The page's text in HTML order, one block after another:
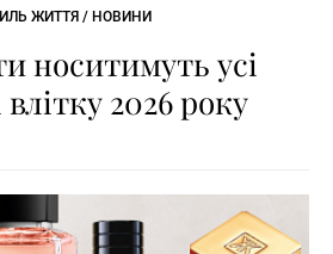
ЖИТТЯ / НОВИНИ
носитимуть усі
2026 року